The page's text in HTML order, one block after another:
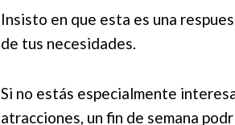
Insisto en que esta es una
de tus necesidades.
Si no estás especialmente
atracciones, un fin de semana